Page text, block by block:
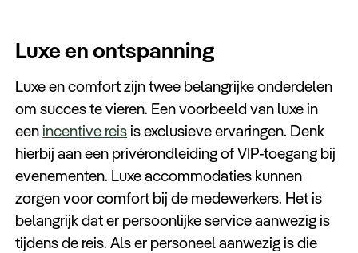
Luxe en ontspanning
Luxe en comfort zijn twee belangrijke onderdelen
om succes te vieren. Een voorbeeld van luxe in
eenincentive reisis exclusieve ervaringen. Denk
hierbij aan een privérondleiding of VIP-toegang bij
evenementen. Luxe accommodaties kunnen
zorgen voor comfort bij de medewerkers. Het is
belangrijk dat er persoonlijke service aanwezig is
tijdens de reis. Als er personeel aanwezig is die